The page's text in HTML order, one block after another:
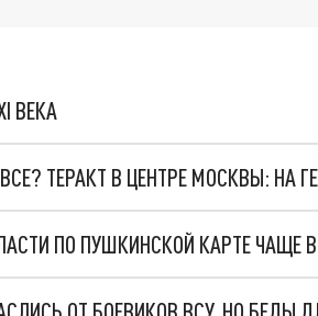
ВЕКА
ТЕРАКТ В ЦЕНТРЕ МОСКВЫ: НА
ПО ПУШКИНСКОЙ КАРТЕ ЧАЩЕ